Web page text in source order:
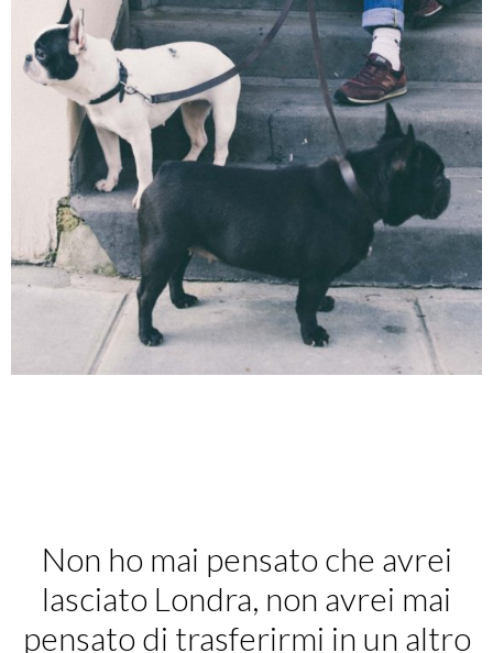
Non ho mai pensato che avrei
lasciato Londra, non avrei mai
pensato di trasferirmi in un altro